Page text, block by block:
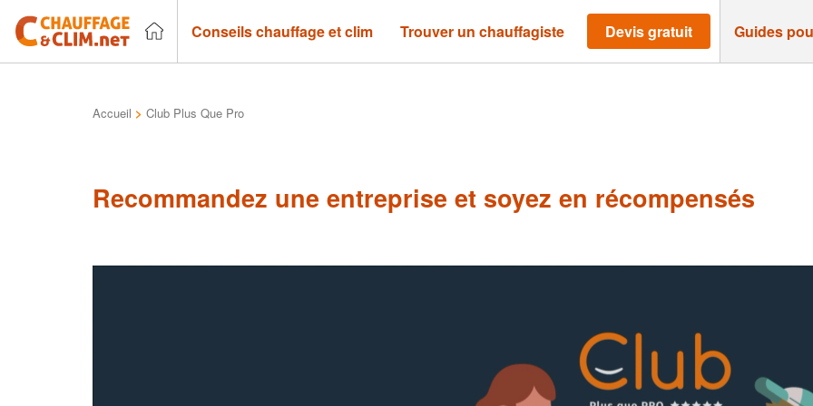
Conseils chauffage et clim Trouver un chauffagiste Devis gratuit Guides
Accueil > Club Plus Que Pro
Recommandez une entreprise et soyez en récompensés